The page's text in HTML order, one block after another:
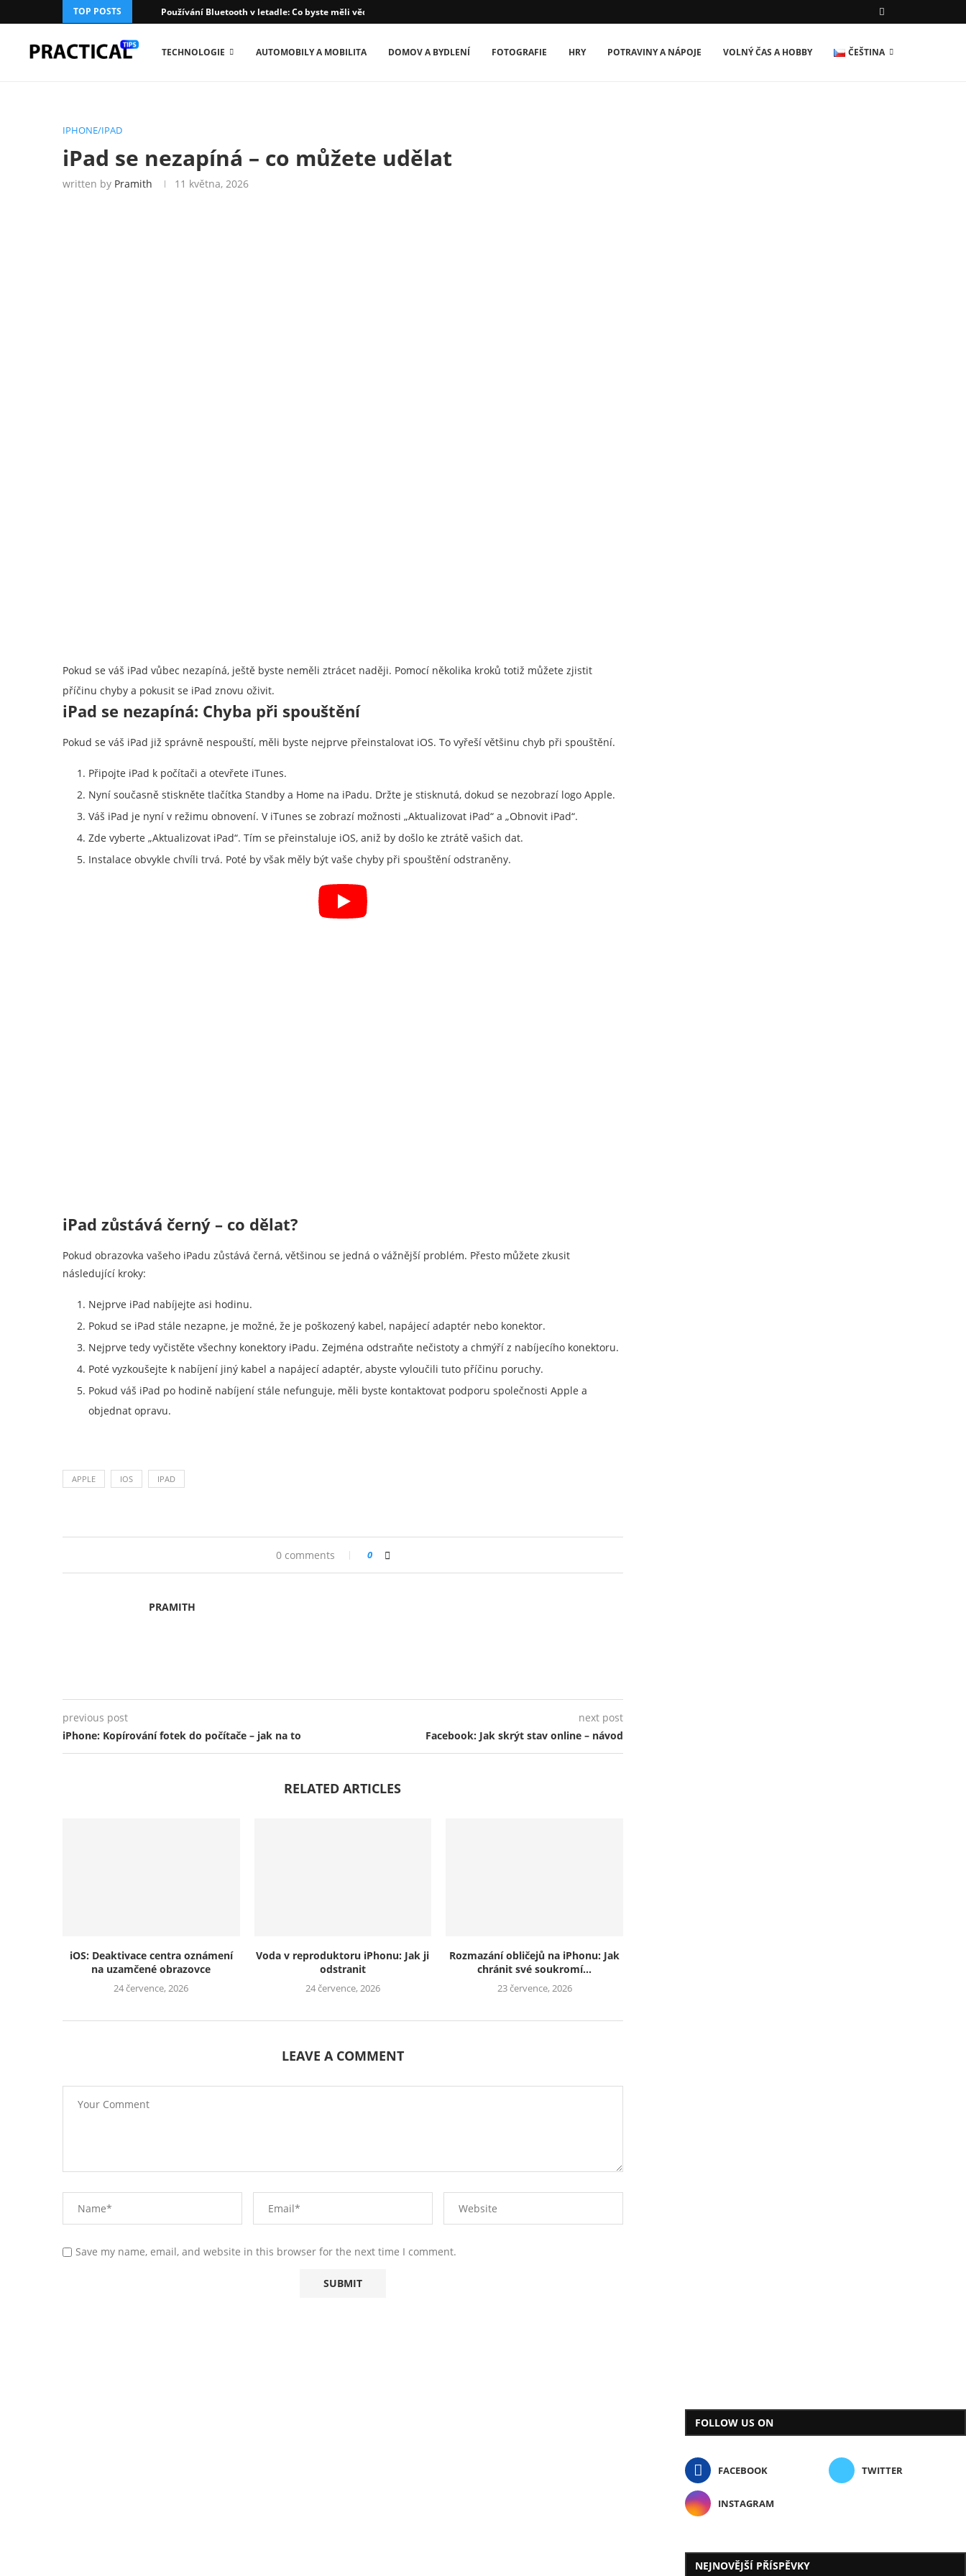
TOP POSTS Používání Bluetooth v letadle: Co byste měli vědět
TECHNOLOGIE AUTOMOBILY A MOBILITA DOMOV A BYDLENÍ FOTOGRAFIE HRY POTRAVINY A NÁPOJE VOLNÝ ČAS A HOBBY ČEŠTINA
IPHONE/IPAD
iPad se nezapíná – co můžete udělat
written by Pramith 11 května, 2026
Pokud se váš iPad vůbec nezapíná, ještě byste neměli ztrácet naději. Pomocí několika kroků totiž můžete zjistit
příčinu chyby a pokusit se iPad znovu oživit.
iPad se nezapíná: Chyba při spouštění
Pokud se váš iPad již správně nespouští, měli byste nejprve přeinstalovat iOS. To vyřeší většinu chyb při spouštění.
Připojte iPad k počítači a otevřete iTunes.
Nyní současně stiskněte tlačítka Standby a Home na iPadu. Držte je stisknutá, dokud se nezobrazí logo Apple.
Váš iPad je nyní v režimu obnovení. V iTunes se zobrazí možnosti „Aktualizovat iPad“ a „Obnovit iPad“.
Zde vyberte „Aktualizovat iPad“. Tím se přeinstaluje iOS, aniž by došlo ke ztrátě vašich dat.
Instalace obvykle chvíli trvá. Poté by však měly být vaše chyby při spouštění odstraněny.
iPad zůstává černý – co dělat?
Pokud obrazovka vašeho iPadu zůstává černá, většinou se jedná o vážnější problém. Přesto můžete zkusit
následující kroky:
Nejprve iPad nabíjejte asi hodinu.
Pokud se iPad stále nezapne, je možné, že je poškozený kabel, napájecí adaptér nebo konektor.
Nejprve tedy vyčistěte všechny konektory iPadu. Zejména odstraňte nečistoty a chmýří z nabíjecího konektoru.
Poté vyzkoušejte k nabíjení jiný kabel a napájecí adaptér, abyste vyloučili tuto příčinu poruchy.
Pokud váš iPad po hodině nabíjení stále nefunguje, měli byste kontaktovat podporu společnosti Apple a
objednat opravu.
APPLE IOS IPAD
0 comments 0
PRAMITH
previous post
iPhone: Kopírování fotek do počítače – jak na to
next post
Facebook: Jak skrýt stav online – návod
RELATED ARTICLES
iOS: Deaktivace centra oznámení
na uzamčené obrazovce
24 července, 2026
Voda v reproduktoru iPhonu: Jak ji
odstranit
24 července, 2026
Rozmazání obličejů na iPhonu: Jak
chránit své soukromí...
23 července, 2026
LEAVE A COMMENT
Save my name, email, and website in this browser for the next time I comment.
FOLLOW US ON
FACEBOOK TWITTER
INSTAGRAM
NEJNOVĚJŠÍ PŘÍSPĚVKY